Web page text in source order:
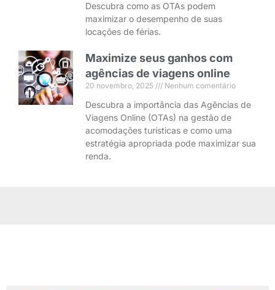
Descubra como as OTAs podem
maximizar o desempenho de suas
locações de férias.
Maximize seus ganhos com
agências de viagens online
20 novembro, 2025 Nenhum comentário
Descubra a importância das Agências de
Viagens Online (OTAs) na gestão de
acomodações turísticas e como uma
estratégia apropriada pode maximizar sua
renda.